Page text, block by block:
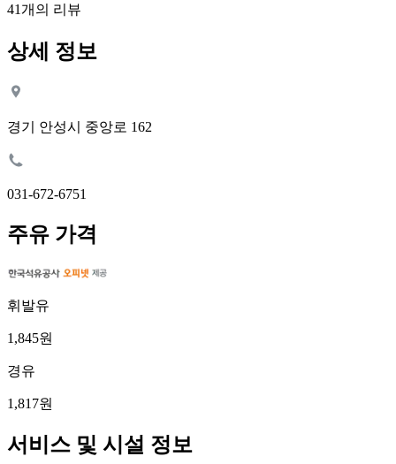
41개의 리뷰
상세 정보
경기 안성시 중앙로 162
031-672-6751
주유 가격
휘발유
1,845원
경유
1,817원
서비스 및 시설 정보